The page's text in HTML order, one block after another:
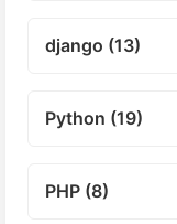
django (13)
Python (19)
PHP (8)